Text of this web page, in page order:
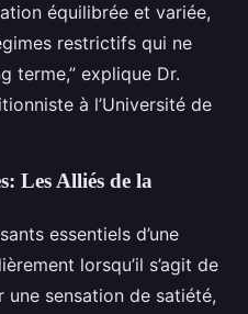
équilibrée et variée,
restrictifs qui ne
terme,” explique Dr.
à l’Université de
Les Alliés de la
essentiels d’une
lorsqu’il s’agit de
une sensation de satiété,